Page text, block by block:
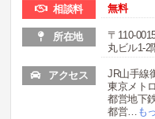
相談料 無料
所在地
〒110-
丸ビル1-2
アクセス
JR山手線
東京メト
都営地下
都営… も